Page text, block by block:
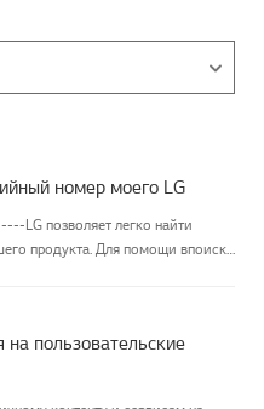
номер моего LG
LG позволяет легко найти
продукта. Для помощи впоиске
на пользовательские